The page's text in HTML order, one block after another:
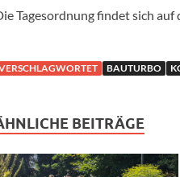
Tagesordnung findet sich auf
BAUTURBO
BEITRÄGE